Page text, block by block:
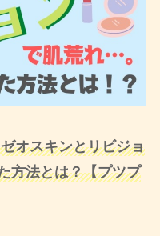
オスキンとリビジョ
方法とは？【プツプ